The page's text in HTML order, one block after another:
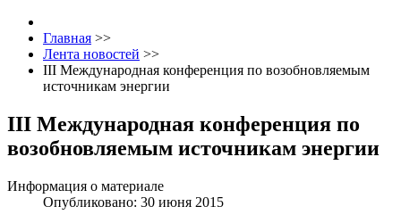
Главная >>
Лента новостей >>
III Международная конференция по возобновляемым
источникам энергии
III Международная конференция по
возобновляемым источникам энергии
Информация о материале
Опубликовано: 30 июня 2015